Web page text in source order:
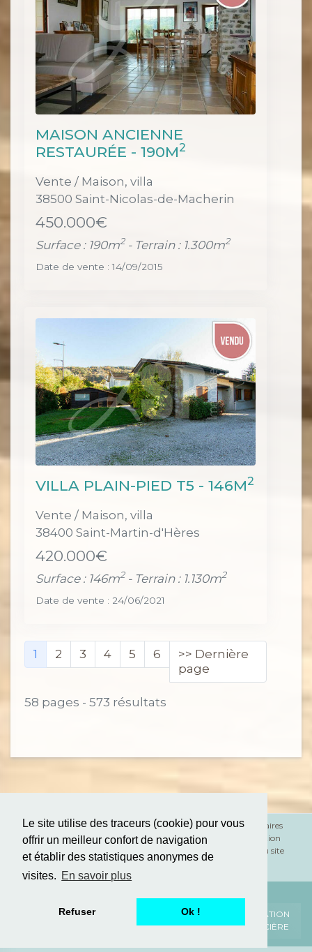
Le site utilise des traceurs (cookie) pour vous
offrir un meilleur confort de navigation
et établir des statistiques anonymes de
visites. En savoir plus
Refuser Ok !
MAISON ANCIENNE
RESTAURÉE - 190M2
Vente / Maison, villa
38500 Saint-Nicolas-de-Macherin
450.000€
Surface : 190m2- Terrain : 1.300m2
Date de vente : 14/09/2015
VILLA PLAIN-PIED T5 - 146M2
Vente / Maison, villa
38400 Saint-Martin-d'Hères
420.000€
Surface : 146m2- Terrain : 1.130m2
Date de vente : 24/06/2021
1 (Page courante)
2 3 4 5 6
>> Dernière
page
58 pages - 573 résultats
Depuis 2008
Mentions légales
RGPD
Honoraires
Médiation
Plan du site
ALERTE
SIMULATION
FINANCIÈRE